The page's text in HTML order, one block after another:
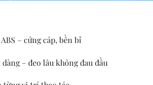
– cứng cáp, bền bỉ
– đeo lâu không đau đầu